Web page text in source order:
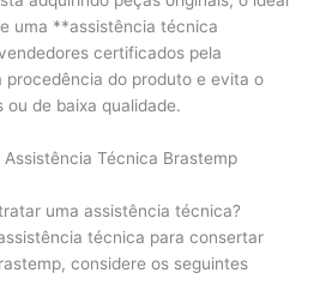
uma **assistência técnica
certificados pela
procedência do produto e evita o
de baixa qualidade.
Técnica Brastemp
uma assistência técnica?
técnica para consertar
considere os seguintes